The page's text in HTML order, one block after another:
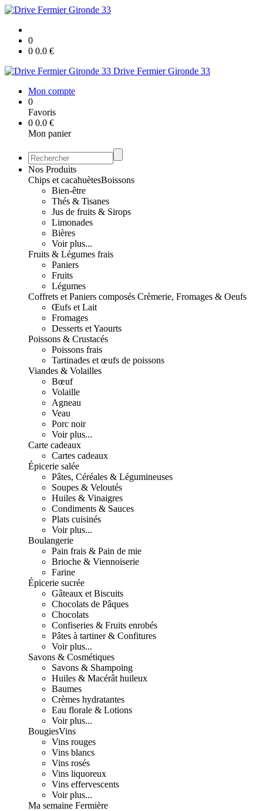
0
0 0.0 €
Drive Fermier Gironde 33
Mon compte
0
Favoris
0 0.0 €
Mon panier
Nos Produits
Chips et cacahuètesBoissons
Bien-être
Thés & Tisanes
Jus de fruits & Sirops
Limonades
Bières
Voir plus...
Fruits & Légumes frais
Paniers
Fruits
Légumes
Coffrets et Paniers composés Crèmerie, Fromages & Oeufs
Œufs et Lait
Fromages
Desserts et Yaourts
Poissons & Crustacés
Poissons frais
Tartinades et œufs de poissons
Viandes & Volailles
Bœuf
Volaille
Agneau
Veau
Porc noir
Voir plus...
Carte cadeaux
Cartes cadeaux
Épicerie salée
Pâtes, Céréales & Légumineuses
Soupes & Veloutés
Huiles & Vinaigres
Condiments & Sauces
Plats cuisinés
Voir plus...
Boulangerie
Pain frais & Pain de mie
Brioche & Viennoiserie
Farine
Épicerie sucrée
Gâteaux et Biscuits
Chocolats de Pâques
Chocolats
Confiseries & Fruits enrobés
Pâtes à tartiner & Confitures
Voir plus...
Savons & Cosmétiques
Savons & Shampoing
Huiles & Macérât huileux
Baumes
Crèmes hydratantes
Eau florale & Lotions
Voir plus...
BougiesVins
Vins rouges
Vins blancs
Vins rosés
Vins liquoreux
Vins effervescents
Voir plus...
Ma semaine Fermière